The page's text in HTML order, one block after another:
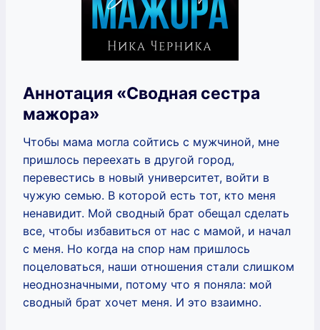
Аннотация «Сводная сестра
мажора»
Чтобы мама могла сойтись с мужчиной, мне
пришлось переехать в другой город,
перевестись в новый университет, войти в
чужую семью. В которой есть тот, кто меня
ненавидит. Мой сводный брат обещал сделать
все, чтобы избавиться от нас с мамой, и начал
с меня. Но когда на спор нам пришлось
поцеловаться, наши отношения стали слишком
неоднозначными, потому что я поняла: мой
сводный брат хочет меня. И это взаимно.